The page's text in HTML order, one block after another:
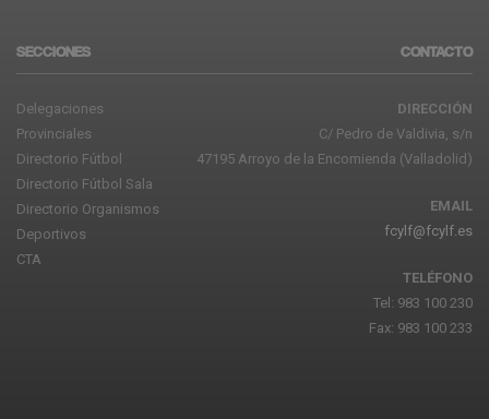
SECCIONES
Delegaciones
Provinciales
Directorio Fútbol
Directorio Fútbol Sala
Directorio Organismos
Deportivos
CTA
CONTACTO
DIRECCIÓN
C/ Pedro de Valdivia, s/n
47195 Arroyo de la Encomienda (Valladolid)
EMAIL
fcylf@fcylf.es
TELÉFONO
Tel: 983 100 230
Fax: 983 100 233